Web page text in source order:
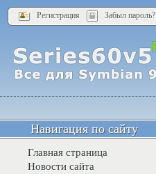
Регистрация Забыл пароль?
Навигация по сайту
Главная страница
Новости сайта